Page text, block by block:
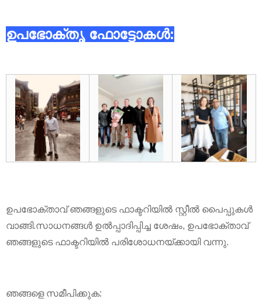
ഉപഭോക്തൃ ഫോട്ടോകൾ:
ഉപഭോക്താവ് ഞങ്ങളുടെ ഫാക്ടറിയിൽ സ്റ്റീൽ പൈപ്പുകൾ
വാങ്ങി.സാധനങ്ങൾ ഉൽപ്പാദിപ്പിച്ച ശേഷം, ഉപഭോക്താവ്
ഞങ്ങളുടെ ഫാക്ടറിയിൽ പരിശോധനയ്ക്കായി വന്നു.
ഞങ്ങളെ സമീപിക്കുക: